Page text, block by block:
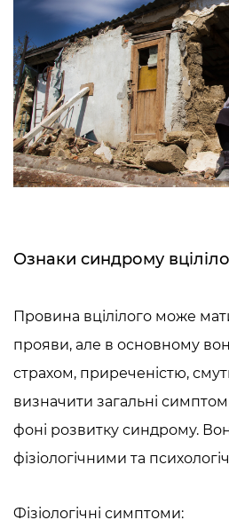
Ознаки синдрому
Провина вцілілого може
прояви, але в основному
страхом, приреченістю,
визначити загальні
фоні розвитку синдрому.
фізіологічними та
Фізіологічні симптоми: